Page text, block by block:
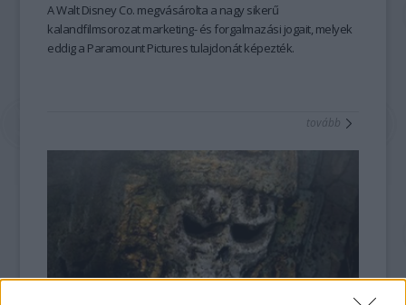
AWalt Disney Co. megvásárolta a nagy sikerű
kalandfilmsorozatmarketing- és forgalmazási jogait, melyek
eddig a Paramount Picturestulajdonát képezték.
tovább